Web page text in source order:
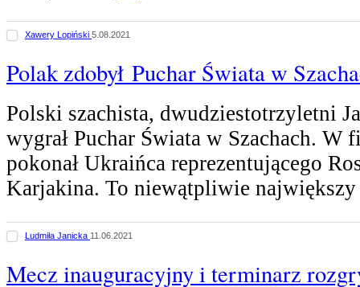
Xawery Lopiński 5.08.2021
Polak zdobył Puchar Świata w
Polski szachista, dwudziestotrzyletni
wygrał Puchar Świata w Szachach. W
pokonał Ukraińca reprezentującego
Karjakina. To niewątpliwie
Ludmiła Janicka 11.06.2021
Mecz inauguracyjny i terminarz